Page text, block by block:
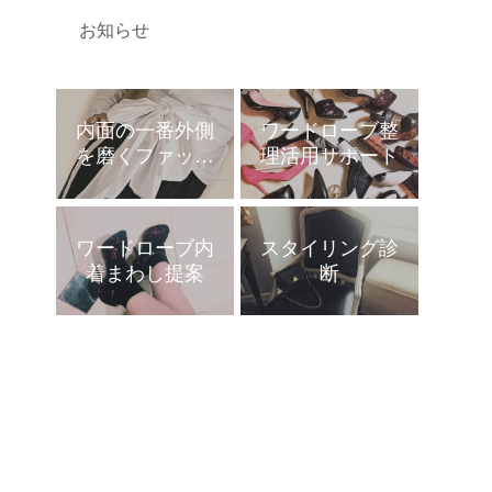
お知らせ
内面の一番外側
を磨くファッシ
ョンコンサルテ
ィング
ワードローブ整
理活用サポート
ワードローブ内
着まわし提案
スタイリング診
断